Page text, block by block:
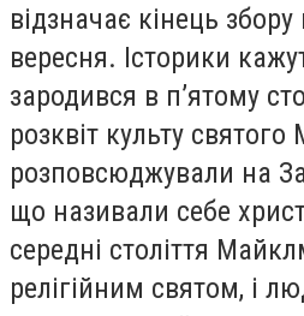
відзначає кінець
вересня. Історики
зародився в п’ятому
розквіт культу
розповсюджували на
що називали себе
середні століття
релігійним святом, і